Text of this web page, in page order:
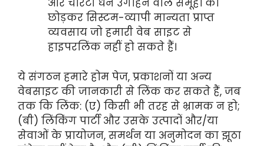
और चैरिटी धन उगाहने वाले समूहों को
छोड़कर सिस्टम-व्यापी मान्यता प्राप्त
व्यवसाय जो हमारी वेब साइट से
हाइपरलिंक नहीं हो सकते हैं।
ये संगठन हमारे होम पेज, प्रकाशनों या अन्य
वेबसाइट की जानकारी से लिंक कर सकते हैं, जब
तक कि लिंक: (ए) किसी भी तरह से भ्रामक न हो;
(बी) लिंकिंग पार्टी और उसके उत्पादों और/या
सेवाओं के प्रायोजन, समर्थन या अनुमोदन का झूठा